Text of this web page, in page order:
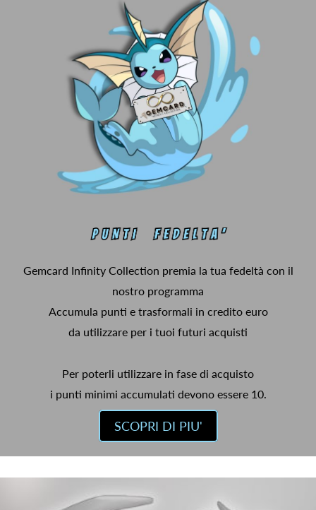
Gemcard Infinity Collection premia la tua fedeltà con il
nostro programma
Accumula punti e trasformali in credito euro
da utilizzare per i tuoi futuri acquisti
Per poterli utilizzare in fase di acquisto
i punti minimi accumulati devono essere 10.
SCOPRI DI PIU'